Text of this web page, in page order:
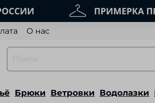
О нас
Брюки Ветровки Водолазки